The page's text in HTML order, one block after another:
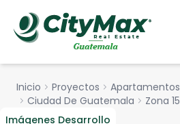
Inicio chevron_right Proyectos chevron_right Apartamentos
chevron_right Ciudad De Guatemala chevron_right Zona 15
Imágenes Desarrollo